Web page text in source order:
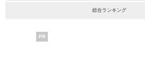
総合ランキング
PR